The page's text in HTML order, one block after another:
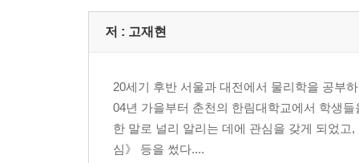
저 : 고재현
20세기 후반 서울과 대전에서 물리학을 공부
04년 가을부터 춘천의 한림대학교에서 학생
한 말로 널리 알리는 데에 관심을 갖게 되었
심》 등을 썼다....